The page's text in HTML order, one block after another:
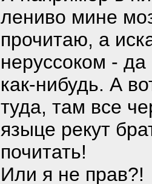
лениво мине
прочитаю, а
неруссоком -
как-нибудь. А
туда, там все
языце рекут
почитать!
Или я не прав?!